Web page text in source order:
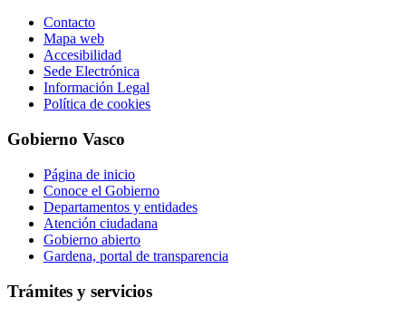
Contacto
Mapa web
Accesibilidad
Sede Electrónica
Información Legal
Política de cookies
Gobierno Vasco
Página de inicio
Conoce el Gobierno
Departamentos y entidades
Atención ciudadana
Gobierno abierto
Gardena, portal de transparencia
Trámites y servicios